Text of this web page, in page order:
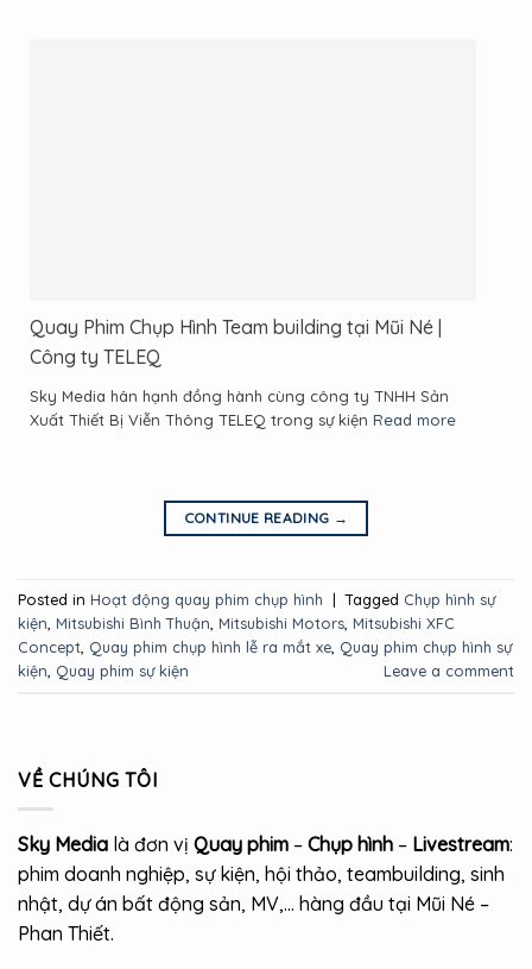
Quay Phim Chụp Hình Team building tại Mũi Né |
Công ty TELEQ
Sky Media hân hạnh đồng hành cùng công ty TNHH Sản
Xuất Thiết Bị Viễn Thông TELEQ trong sự kiện Read more
CONTINUE READING →
Posted in Hoạt động quay phim chụp hình | Tagged Chụp hình sự
kiện Mitsubishi Bình Thuận Mitsubishi Motors Mitsubishi XFC
Concept Quay phim chụp hình lễ ra mắt xe Quay phim chụp hình sự
kiện Quay phim sự kiện Leave a comment
VỀ CHÚNG TÔI
Sky Media là đơn vị Quay phim – Chụp hình – Livestream:
phim doanh nghiệp, sự kiện, hội thảo, teambuilding, sinh
nhật, dự án bất động sản, MV,… hàng đầu tại Mũi Né –
Phan Thiết.